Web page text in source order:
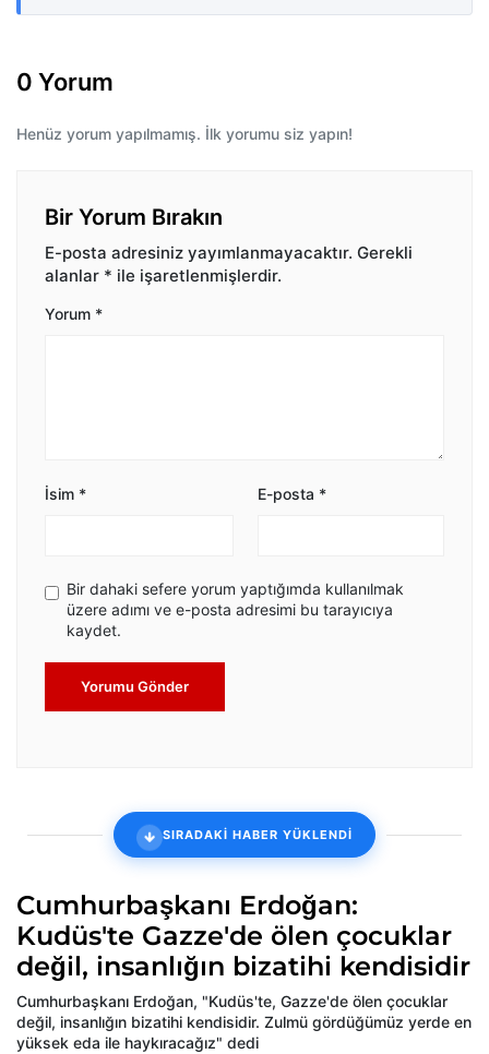
0 Yorum
Henüz yorum yapılmamış. İlk yorumu siz yapın!
Bir Yorum Bırakın
E-posta adresiniz yayımlanmayacaktır. Gerekli
alanlar * ile işaretlenmişlerdir.
Yorum *
İsim * E-posta *
Bir dahaki sefere yorum yaptığımda kullanılmak
üzere adımı ve e-posta adresimi bu tarayıcıya
kaydet.
Yorumu Gönder
SIRADAKİ HABER YÜKLENDİ
Cumhurbaşkanı Erdoğan:
Kudüs'te Gazze'de ölen çocuklar
değil, insanlığın bizatihi kendisidir
Cumhurbaşkanı Erdoğan, "Kudüs'te, Gazze'de ölen çocuklar
değil, insanlığın bizatihi kendisidir. Zulmü gördüğümüz yerde en
yüksek eda ile haykıracağız" dedi